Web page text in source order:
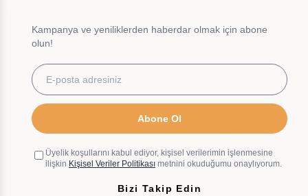
Kampanya ve yeniliklerden haberdar olmak için abone
olun!
Abone Ol
Üyelik koşullarını kabul ediyor, kişisel verilerimin işlenmesine
ilişkin Kişisel Veriler Politikası metnini okuduğumu onaylıyorum.
Bizi Takip Edin